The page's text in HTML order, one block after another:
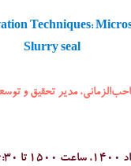
Techniques:
Slurry seal
مدیر تحقیق و